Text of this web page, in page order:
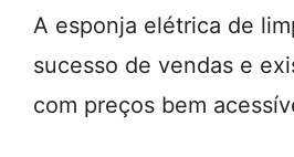
A esponja elétrica de
sucesso de vendas e
com preços bem